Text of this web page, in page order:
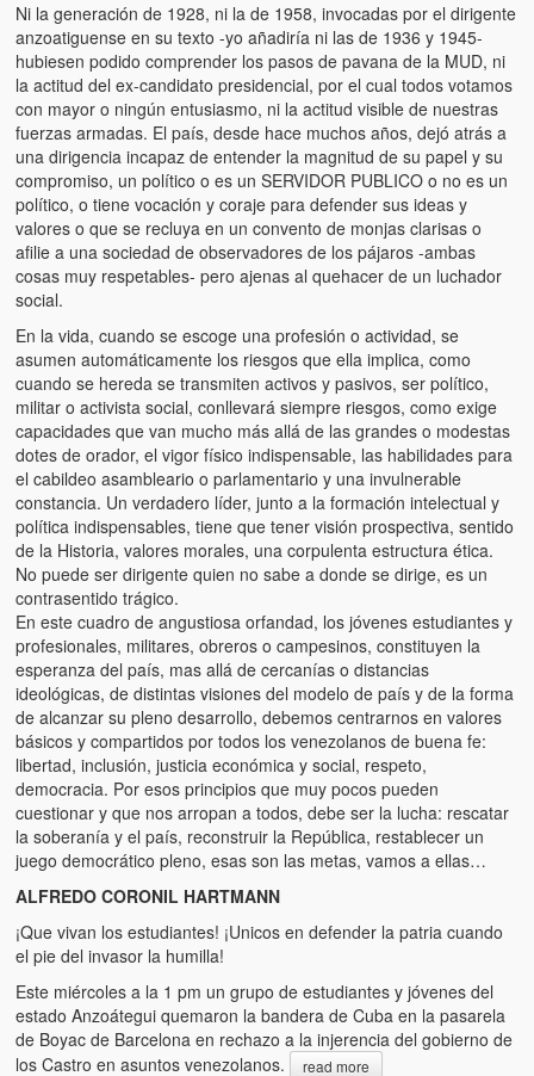
Ni la generación de 1928, ni la de 1958, invocadas por el dirigente
anzoatiguense en su texto -yo añadiría ni las de 1936 y 1945-
hubiesen podido comprender los pasos de pavana de la MUD, ni
la actitud del ex-candidato presidencial, por el cual todos votamos
con mayor o ningún entusiasmo, ni la actitud visible de nuestras
fuerzas armadas. El país, desde hace muchos años, dejó atrás a
una dirigencia incapaz de entender la magnitud de su papel y su
compromiso, un político o es un SERVIDOR PUBLICO o no es un
político, o tiene vocación y coraje para defender sus ideas y
valores o que se recluya en un convento de monjas clarisas o
afilie a una sociedad de observadores de los pájaros -ambas
cosas muy respetables- pero ajenas al quehacer de un luchador
social.
En la vida, cuando se escoge una profesión o actividad, se
asumen automáticamente los riesgos que ella implica, como
cuando se hereda se transmiten activos y pasivos, ser político,
militar o activista social, conllevará siempre riesgos, como exige
capacidades que van mucho más allá de las grandes o modestas
dotes de orador, el vigor físico indispensable, las habilidades para
el cabildeo asambleario o parlamentario y una invulnerable
constancia. Un verdadero líder, junto a la formación intelectual y
política indispensables, tiene que tener visión prospectiva, sentido
de la Historia, valores morales, una corpulenta estructura ética.
No puede ser dirigente quien no sabe a donde se dirige, es un
contrasentido trágico.
En este cuadro de angustiosa orfandad, los jóvenes estudiantes y
profesionales, militares, obreros o campesinos, constituyen la
esperanza del país, mas allá de cercanías o distancias
ideológicas, de distintas visiones del modelo de país y de la forma
de alcanzar su pleno desarrollo, debemos centrarnos en valores
básicos y compartidos por todos los venezolanos de buena fe:
libertad, inclusión, justicia económica y social, respeto,
democracia. Por esos principios que muy pocos pueden
cuestionar y que nos arropan a todos, debe ser la lucha: rescatar
la soberanía y el país, reconstruir la República, restablecer un
juego democrático pleno, esas son las metas, vamos a ellas…
ALFREDO CORONIL HARTMANN
¡Que vivan los estudiantes! ¡Unicos en defender la patria cuando
el pie del invasor la humilla!
Este miércoles a la 1 pm un grupo de estudiantes y jóvenes del
estado Anzoátegui quemaron la bandera de Cuba en la pasarela
de Boyac de Barcelona en rechazo a la injerencia del gobierno de
los Castro en asuntos venezolanos.
read more